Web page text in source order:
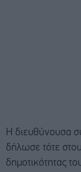
Η διευθύνουσα
δήλωσε τότε
δημοτικότητας